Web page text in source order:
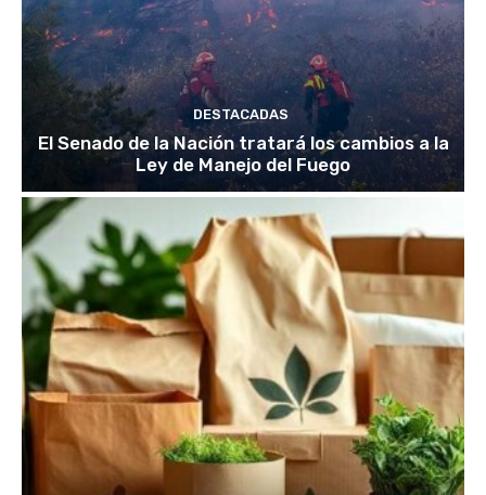
DESTACADAS
El Senado de la Nación tratará los cambios a la
Ley de Manejo del Fuego